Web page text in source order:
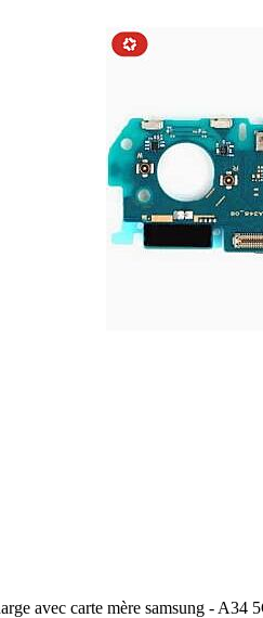
avec carte mère samsung - A34